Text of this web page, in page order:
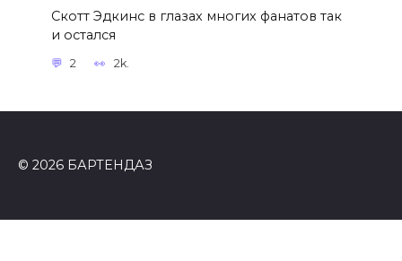
Скотт Эдкинс в глазах многих фанатов так
и остался
2 2k.
© 2026 БАРТЕНДАЗ